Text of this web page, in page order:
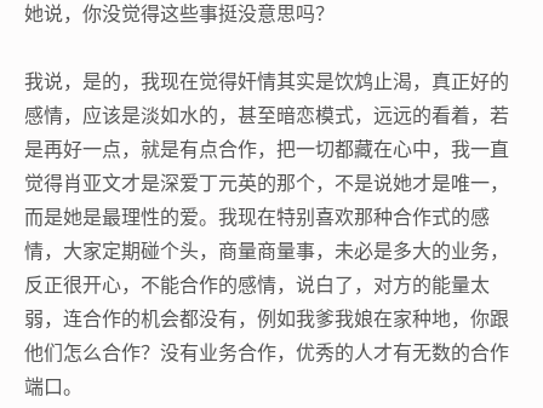
她说，你没觉得这些事挺没意思吗？
我说，是的，我现在觉得奸情其实是饮鸩止渴，真正好的
感情，应该是淡如水的，甚至暗恋模式，远远的看着，若
是再好一点，就是有点合作，把一切都藏在心中，我一直
觉得肖亚文才是深爱丁元英的那个，不是说她才是唯一，
而是她是最理性的爱。我现在特别喜欢那种合作式的感
情，大家定期碰个头，商量商量事，未必是多大的业务，
反正很开心，不能合作的感情，说白了，对方的能量太
弱，连合作的机会都没有，例如我爹我娘在家种地，你跟
他们怎么合作？没有业务合作，优秀的人才有无数的合作
端口。